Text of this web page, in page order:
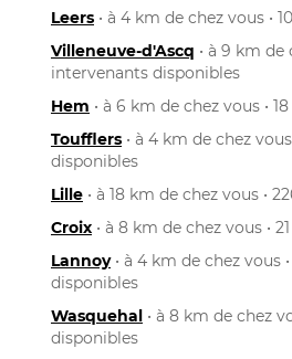
Leers • à 4 km de chez vous •
Villeneuve-d'Ascq • à 9 km de
intervenants disponibles
Hem • à 6 km de chez vous •
Toufflers • à 4 km de chez
disponibles
Lille • à 18 km de chez vous •
Croix • à 8 km de chez vous •
Lannoy• à 4 km de chez vous
disponibles
Wasquehal • à 8 km de chez
disponibles